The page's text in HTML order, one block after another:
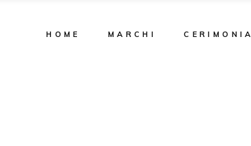
HOME MARCHI CERIMONIA